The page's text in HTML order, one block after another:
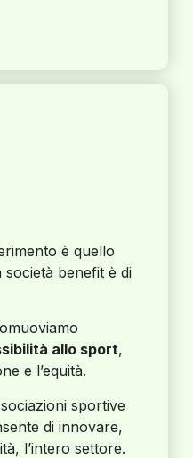
è quello
benefit è di
allo sport,
e l’equità.
sportive
di innovare,
l’intero settore.